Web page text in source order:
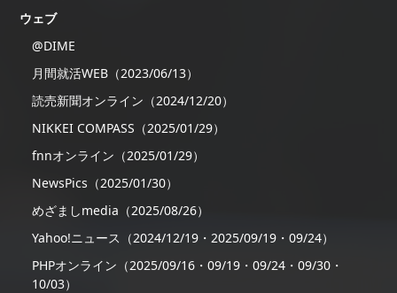
ウェブ
@DIME
月間就活WEB（2023/06/13）
読売新聞オンライン（2024/12/20）
NIKKEI COMPASS（2025/01/29）
fnnオンライン（2025/01/29）
NewsPics（2025/01/30）
めざましmedia（2025/08/26）
Yahoo!ニュース（2024/12/19・2025/09/19・09/24）
PHPオンライン（2025/09/16・09/19・09/24・09/30・
10/03）